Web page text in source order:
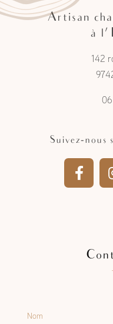
Artisan
à
142
Suivez-nous
Nom